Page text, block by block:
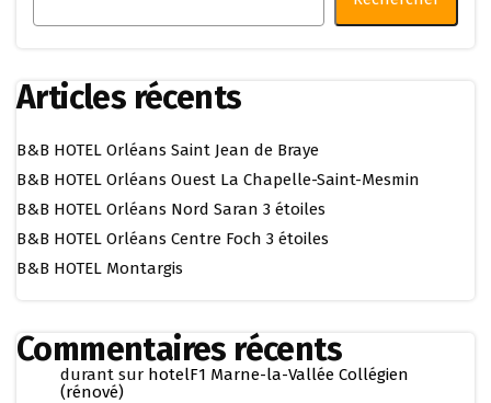
Articles récents
B&B HOTEL Orléans Saint Jean de Braye
B&B HOTEL Orléans Ouest La Chapelle-Saint-Mesmin
B&B HOTEL Orléans Nord Saran 3 étoiles
B&B HOTEL Orléans Centre Foch 3 étoiles
B&B HOTEL Montargis
Commentaires récents
durant sur hotelF1 Marne-la-Vallée Collégien
(rénové)